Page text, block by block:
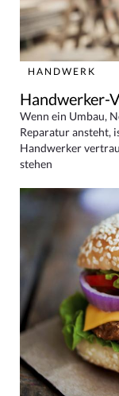
HANDWERK
Handwerker-
Wenn ein Umbau,
Reparatur ansteht,
Handwerker
stehen